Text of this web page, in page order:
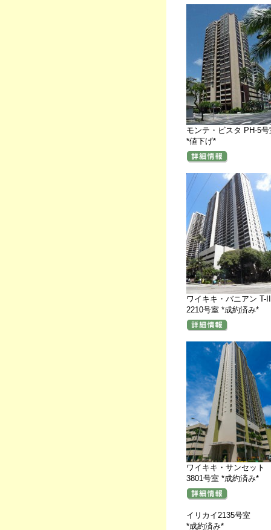
モンテ・ビスタ PH-5号
*値下げ*
ワイキキ・バニアン T-II
2210号室 *成約済み*
ワイキキ・サンセット
3801号室 *成約済み*
イリカイ2135号室
*成約済み*